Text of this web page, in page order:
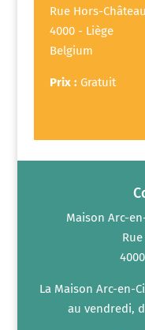
Rue Hors-
4000 - Liège
Belgium
Prix : Gratuit
Maison Arc-
La Maison Arc-en-
au vendredi,